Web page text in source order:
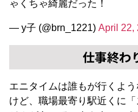
ゃくちゃ綺麗だった！
— y子 (@brn_1221) April 22,
仕事終わ
エニタイムは誰もが行くよ
けど、職場最寄り駅近くに